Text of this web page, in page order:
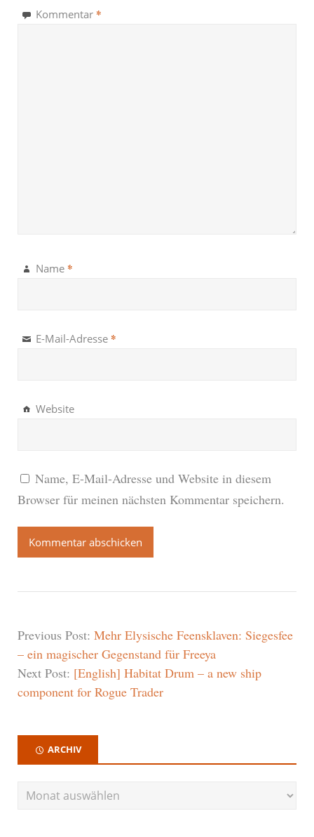
Kommentar *
Name *
E-Mail-Adresse *
Website
Name, E-Mail-Adresse und Website in diesem
Browser für meinen nächsten Kommentar speichern.
Previous Post: Mehr Elysische Feensklaven: Siegesfee
– ein magischer Gegenstand für Freeya
Next Post: [English] Habitat Drum – a new ship
component for Rogue Trader
ARCHIV